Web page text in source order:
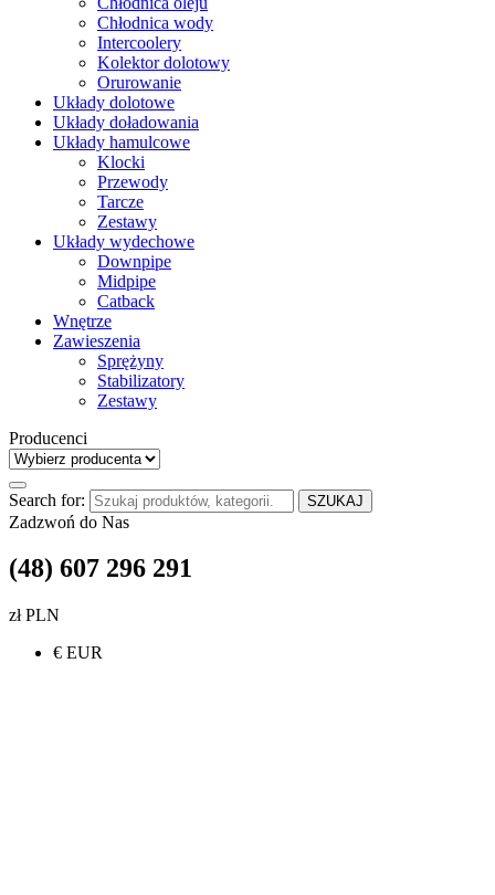
Chłodnica wody
Intercoolery
Kolektor dolotowy
Orurowanie
Układy dolotowe
Układy doładowania
Układy hamulcowe
Klocki
Przewody
Tarcze
Zestawy
Układy wydechowe
Downpipe
Midpipe
Catback
Wnętrze
Zawieszenia
Sprężyny
Stabilizatory
Zestawy
Producenci
Search for: SZUKAJ
Zadzwoń do Nas
(48) 607 296 291
zł PLN
€ EUR